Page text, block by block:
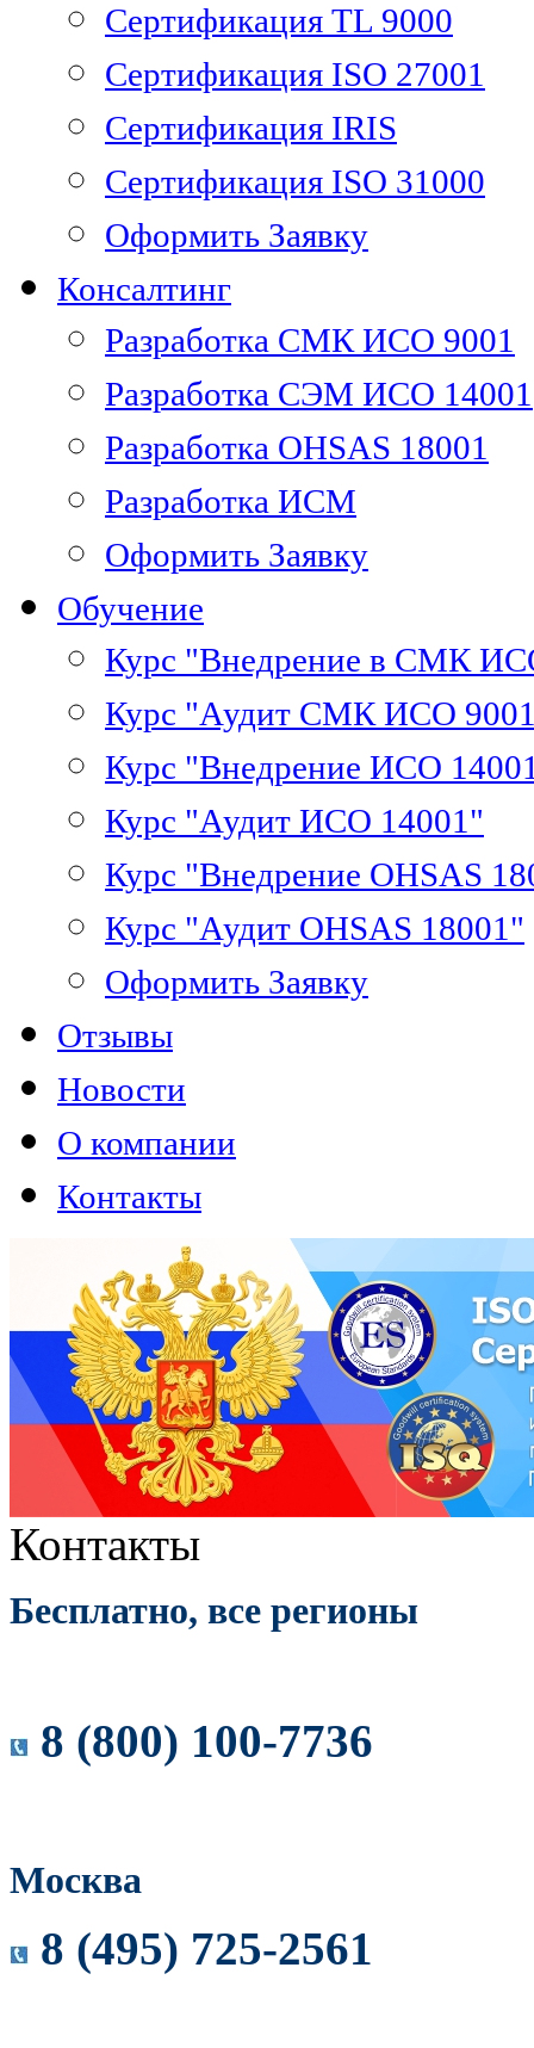
Сертификация TL 9000
Сертификация ISO 27001
Сертификация IRIS
Сертификация ISO 31000
Оформить Заявку
Консалтинг
Разработка СМК ИСО 9001
Разработка СЭМ ИСО 14001
Разработка OHSAS 18001
Разработка ИСМ
Оформить Заявку
Обучение
Курс "Внедрение в СМК
Курс "Аудит СМК ИСО
Курс "Внедрение ИСО
Курс "Аудит ИСО 14001"
Курс "Внедрение OHSAS
Курс "Аудит OHSAS 18001"
Оформить Заявку
Отзывы
Новости
О компании
Контакты
Контакты
Бесплатно, все регионы
8 (800) 100-7736
Москва
8 (495) 725-2561